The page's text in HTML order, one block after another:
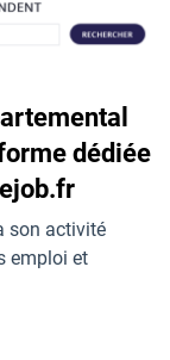
dédiée
son activité
emploi et